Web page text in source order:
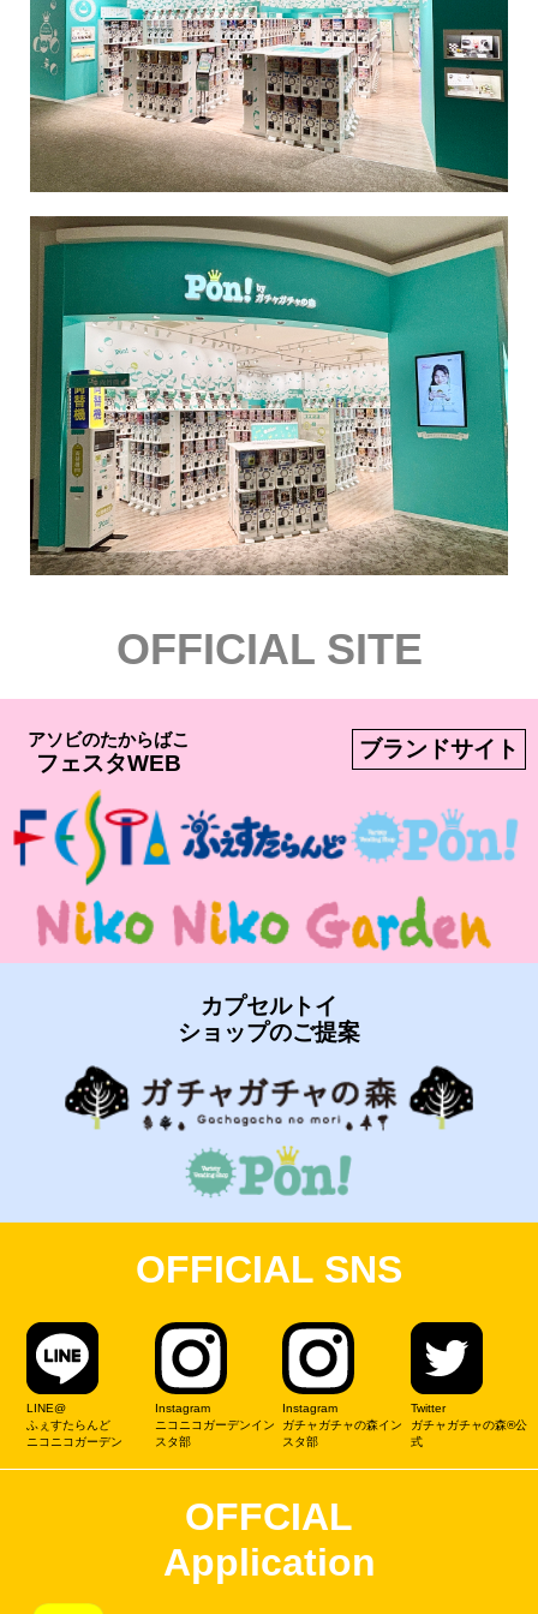
OFFICIAL SITE
アソビのたからばこ
フェスタWEB
ブランドサイト
カプセルトイ
ショップのご提案
OFFICIAL SNS
LINE@
ふぇすたらんど
ニコニコガーデン
Instagram
ニコニコガーデンイン
スタ部
Instagram
ガチャガチャの森イン
スタ部
Twitter
ガチャガチャの森®公
式
OFFCIAL
Application